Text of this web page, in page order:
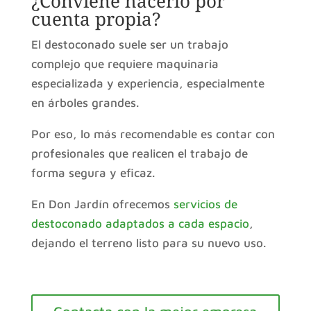
cuenta propia?
El destoconado suele ser un trabajo
complejo que requiere maquinaria
especializada y experiencia, especialmente
en árboles grandes.
Por eso, lo más recomendable es contar con
profesionales que realicen el trabajo de
forma segura y eficaz.
En Don Jardín ofrecemos servicios de
destoconado adaptados a cada espacio,
dejando el terreno listo para su nuevo uso.